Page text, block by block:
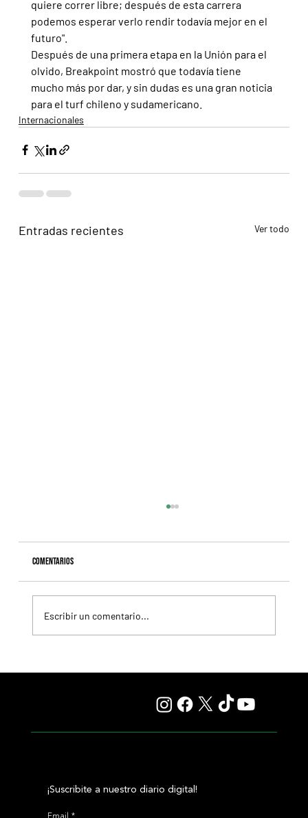
quiere correr libre; después de esta carrera
podemos esperar verlo rendir todavía mejor en el
futuro".
Después de una primera etapa en la Unión para el
olvido, Breakpoint mostró que todavía tiene
mucho más por dar, y sin dudas es una gran noticia
para el turf chileno y sudamericano.
Internacionales
Entradas recientes Ver todo
Comentarios
Escribir un comentario...
¡Suscribite a nuestro diario digital!